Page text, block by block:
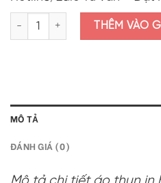
Áo thun in hình valentine tình yêu
THÊM VÀO
MÔ TẢ
ĐÁNH GIÁ (0)